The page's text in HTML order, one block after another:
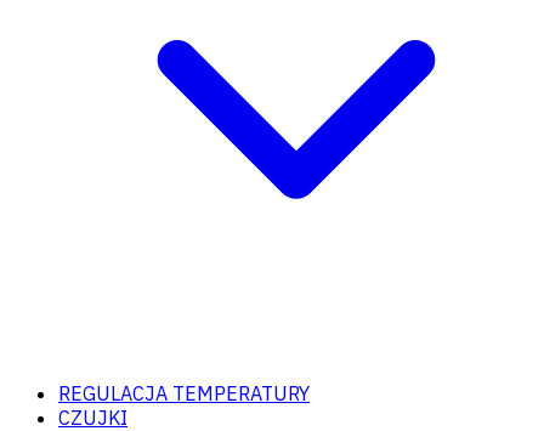
REGULACJA TEMPERATURY
CZUJKI